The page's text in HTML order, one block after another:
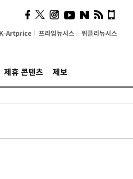
K-Artprice 프라임뉴시스 위클리뉴시스
제휴 콘텐츠 제보
사이 해답 찾았죠"…알을
깨고 나온 '초자아'